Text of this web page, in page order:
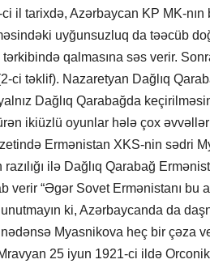
il tarixdə, Azərbaycan KP MK-nın
uyğunsuzluq da təəcüb
qalmasına səs verir.
ci təklif). Nazaretyan Dağlıq
Dağlıq Qarabağda
ikiüzlü oyunlar hələ çox
Ermənistan XKS-nin sədri
ilə Dağlıq Qarabağ
verir “Əgər Sovet Ermənistanı
ki, Azərbaycanda da
Myasnikova heç bir çəza
25 iyun 1921-ci ildə